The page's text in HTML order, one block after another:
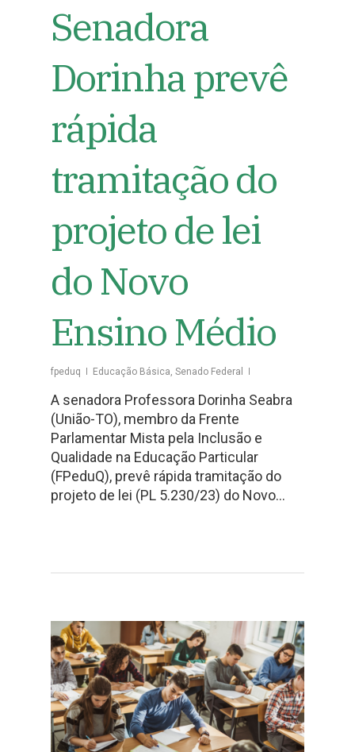
Senadora
Dorinha prevê
rápida
tramitação do
projeto de lei
do Novo
Ensino Médio
fpeduq Educação Básica Senado Federal
A senadora Professora Dorinha Seabra
(União-TO), membro da Frente
Parlamentar Mista pela Inclusão e
Qualidade na Educação Particular
(FPeduQ), prevê rápida tramitação do
projeto de lei (PL 5.230/23) do Novo…